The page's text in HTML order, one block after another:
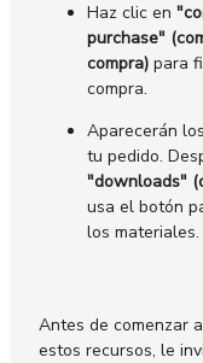
Haz clic en
purchase"
compra) para
compra.
Aparecerán
tu pedido.
"downloads"
usa el botón
los materiales.
Antes de comenzar
estos recursos, le